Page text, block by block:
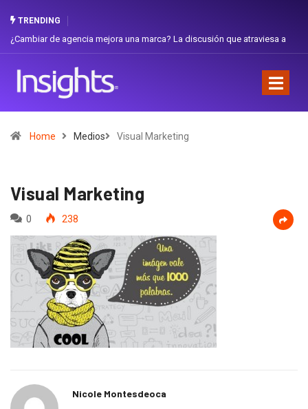
TRENDING
de agencia mejora una marca? La discusión que atraviesa a
Home Medios Visual Marketing
Visual Marketing
0 238
Nicole Montesdeoca